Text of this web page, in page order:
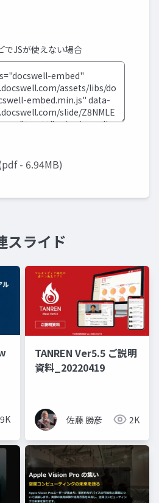
でJSが使えない場合
- 6.94MB)
スライド
TANREN Ver5.5 ご説明
資料_20220419
佐藤 勝彦 2K